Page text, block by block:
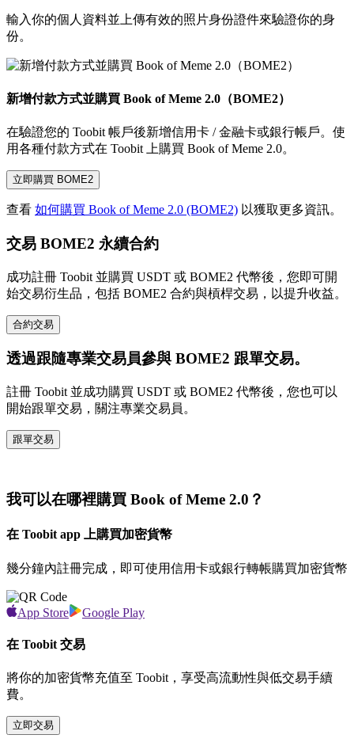
輸入你的個人資料並上傳有效的照片身份證件來驗證你的身
份。
新增付款方式並購買 Book of Meme 2.0（BOME2）
在驗證您的 Toobit 帳戶後新增信用卡 / 金融卡或銀行帳戶。使
用各種付款方式在 Toobit 上購買 Book of Meme 2.0。
立即購買 BOME2
查看 如何購買 Book of Meme 2.0 (BOME2) 以獲取更多資訊。
交易 BOME2 永續合約
成功註冊 Toobit 並購買 USDT 或 BOME2 代幣後，您即可開
始交易衍生品，包括 BOME2 合約與槓桿交易，以提升收益。
合約交易
透過跟隨專業交易員參與 BOME2 跟單交易。
註冊 Toobit 並成功購買 USDT 或 BOME2 代幣後，您也可以
開始跟單交易，關注專業交易員。
跟單交易
我可以在哪裡購買 Book of Meme 2.0？
在 Toobit app 上購買加密貨幣
幾分鐘內註冊完成，即可使用信用卡或銀行轉帳購買加密貨幣
App Store Google Play
在 Toobit 交易
將你的加密貨幣充值至 Toobit，享受高流動性與低交易手續
費。
立即交易